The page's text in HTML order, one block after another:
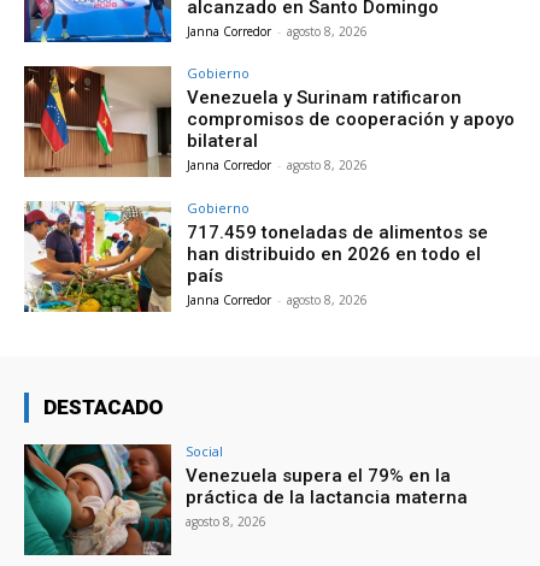
alcanzado en Santo Domingo
Janna Corredor - agosto 8, 2026
Gobierno
Venezuela y Surinam ratificaron
compromisos de cooperación y apoyo
bilateral
Janna Corredor - agosto 8, 2026
Gobierno
717.459 toneladas de alimentos se
han distribuido en 2026 en todo el
país
Janna Corredor - agosto 8, 2026
DESTACADO
Social
Venezuela supera el 79% en la
práctica de la lactancia materna
agosto 8, 2026